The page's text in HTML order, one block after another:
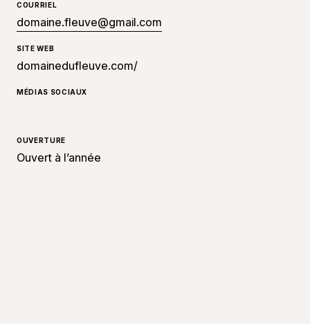
COURRIEL
domaine.fleuve@gmail.com
SITE WEB
domainedufleuve.com/
MÉDIAS SOCIAUX
OUVERTURE
Ouvert à l’année